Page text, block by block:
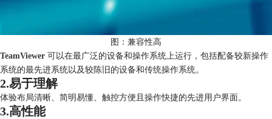
图：兼容性高
TeamViewer 可以在最广泛的设备和操作系统上运行，包括配备较新操作
系统的最先进系统以及较陈旧的设备和传统操作系统。
2.易于理解
体验布局清晰、简明易懂、触控方便且操作快捷的先进用户界面。
3.高性能